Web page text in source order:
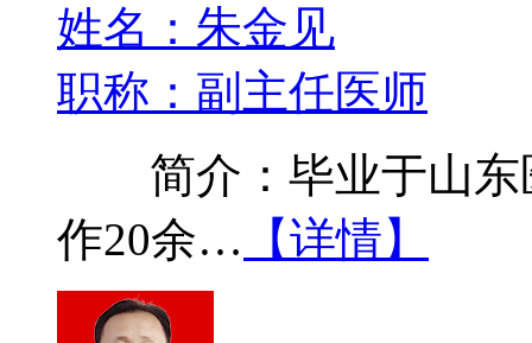
姓名：朱金见
职称：副主任医师
简介：毕业于山东
作20余… 【详情】